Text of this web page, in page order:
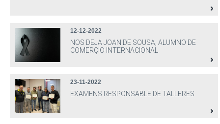
12-12-2022
NOS DEJA JOAN DE SOUSA, ALUMNO DE
COMERÇIO INTERNACIONAL
23-11-2022
EXAMENS RESPONSABLE DE TALLERES